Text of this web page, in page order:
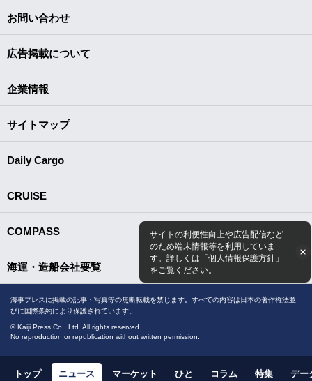
サイトの利便性向上や広告配信など
のため端末情報等を利用していま
す。詳しくは「個人情報保護方針」
をご覧ください。
お問い合わせ
広告掲載について
企業情報
サイトマップ
Daily Cargo
CRUISE
COMPASS
海運・造船会社要覧
海事プレスに掲載の記事・写真等の無断転載を禁じます。すべての内容は日本の著作権法並
びに国際条約により保護されています。
© Kaiji Press Co., Ltd. All rights reserved.
No reproduction or republication without written permission.
トップ ニュース マーケット ひと コラム 特集 デー